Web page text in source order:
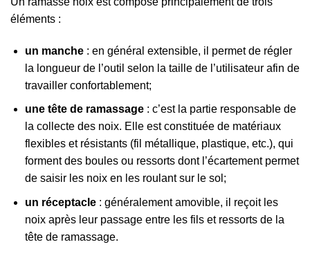
éléments :
un manche: en général extensible, il permet de régler
la longueur de l’outil selon la taille de l’utilisateur afin de
travailler confortablement;
une tête de ramassage: c’est la partie responsable de
la collecte des noix. Elle est constituée de matériaux
flexibles et résistants (fil métallique, plastique, etc.), qui
forment des boules ou ressorts dont l’écartement permet
de saisir les noix en les roulant sur le sol;
un réceptacle: généralement amovible, il reçoit les
noix après leur passage entre les fils et ressorts de la
tête de ramassage.